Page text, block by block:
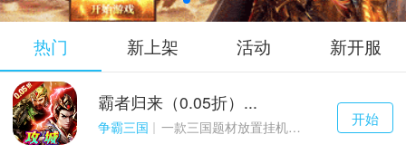
热门 新上架 活动 新开服
千百度h5
游戏
开始
霸者归来（0.05折）...
争霸三国 一款三国题材放置挂机与战争策略结合的游戏